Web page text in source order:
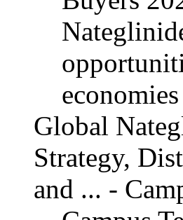
economies
Global
Strategy,
and ... -